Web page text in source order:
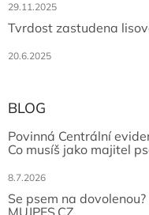
29.11.2025
Tvrdost zastudena
20.6.2025
BLOG
Povinná Centrální
Co musíš jako majitel
8.7.2026
Se psem na